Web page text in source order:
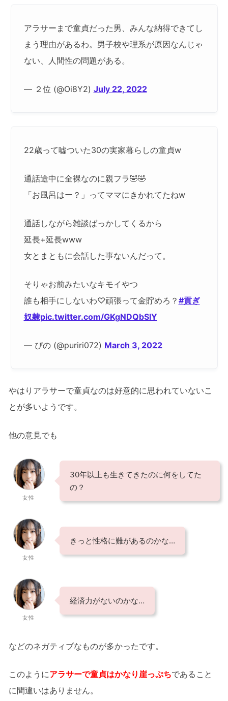
アラサーまで童貞だった男、みんな納得できてし
まう理由があるわ。男子校や理系が原因なんじゃ
ない、人間性の問題がある。
— ２位 (@Oi8Y2) July 22, 2022
22歳って嘘ついた30の実家暮らしの童貞w
通話途中に全裸なのに親フラ🤣🤣
「お風呂はー？」ってママにきかれてたねw
通話しながら雑談ばっかしてくるから
延長+延長www
女とまともに会話した事ないんだって。
そりゃお前みたいなキモイやつ
誰も相手にしないわ♡頑張って金貯めろ？ #貢ぎ
奴隷pic.twitter.com/GKgNDQbSlY
— ぴの (@puriri072) March 3, 2022
やはりアラサーで童貞なのは好意的に思われていないこ
とが多いようです。
他の意見でも
女性
30年以上も生きてきたのに何をしてた
の？
女性
きっと性格に難があるのかな…
女性
経済力がないのかな…
などのネガティブなものが多かったです。
このようにアラサーで童貞はかなり崖っぷちであること
に間違いはありません。